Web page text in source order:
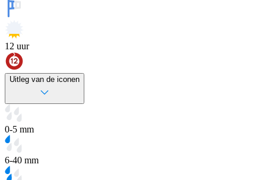
12 uur
Uitleg van de iconen
0-5 mm
6-40 mm